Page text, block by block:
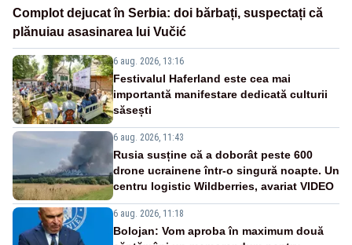
Complot dejucat în Serbia: doi bărbați, suspectați că
plănuiau asasinarea lui Vučić
6 aug. 2026, 13:16
Festivalul Haferland este cea mai
importantă manifestare dedicată culturii
săsești
6 aug. 2026, 11:43
Rusia susține că a doborât peste 600
drone ucrainene într-o singură noapte. Un
centru logistic Wildberries, avariat VIDEO
6 aug. 2026, 11:18
Bolojan: Vom aproba în maximum două